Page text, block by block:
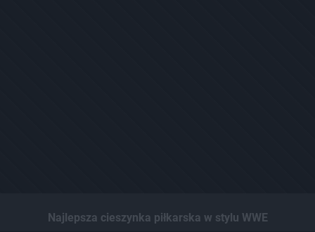
Najlepsza cieszynka piłkarska w stylu WWE